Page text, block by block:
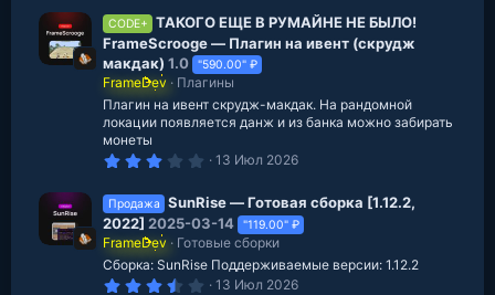
к
а
у
р
с
0
в
е
з
д
CODE+
ТАКОГО ЕЩЕ В РУМАЙНЕ НЕ БЫЛО!
FrameScrooge — Плагин на ивент (скрудж
макдак) 1.0 "590.00" ₽
FrameDev
Плагины
Плагин на ивент скрудж-макдак. На рандомной
локации появляется данж и из банка можно забирать
монеты
3
0
з
в
е
з
д
13 Июл 2026
Продажа
SunRise — Готовая сборка [1.12.2,
2022] 2025-03-14 "119.00" ₽
FrameDev
Готовые сборки
Сборка: SunRise Поддерживаемые версии: 1.12.2
3 13 Июл 2026